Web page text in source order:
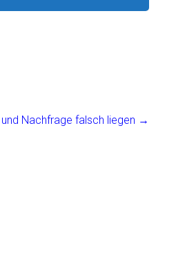
Nachfrage falsch liegen →